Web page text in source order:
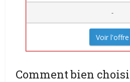
-
Voir l'offre
Comment bien